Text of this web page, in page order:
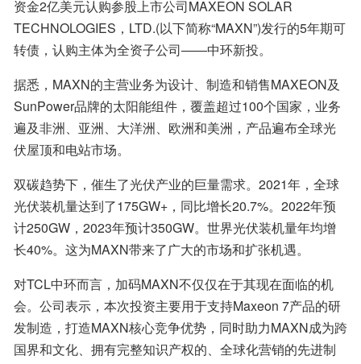
资金2亿美元认购参股上市公司MAXEON SOLAR
TECHNOLOGIES，LTD.(以下简称“MAXN”)发行的5年期可
转债，认购主体为全资子公司——中环新投。
据悉，MAXN的主营业务为设计、制造和销售MAXEON及
SunPower品牌的太阳能组件，覆盖超过100个国家，业务
遍及非洲、亚洲、大洋洲、欧洲和美洲，产品遍布全球光
伏屋顶和电站市场。
双碳趋势下，催生了光伏产业的巨量需求。2021年，全球
光伏装机量达到了175GW+，同比增长20.7%。2022年预
计250GW，2023年预计350GW。世界光伏装机量年均增
长40%。这为MAXN带来了广大的市场和扩张机遇。
对TCL中环而言，加码MAXN不仅仅在于其现在面临的机
会。公司表示，本次投资主要用于支持Maxeon 7产品的研
发制造，打造MAXN核心竞争优势，同时助力MAXN成为跨
国界和文化、拥有完整知识产权的、全球化营销的先进制